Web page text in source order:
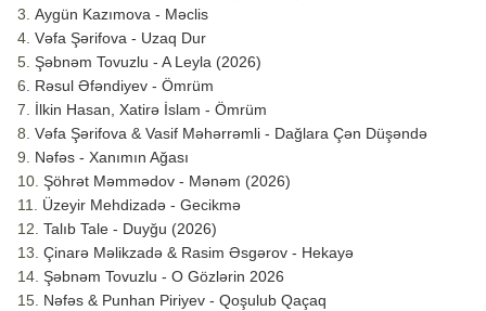
Aygün Kazımova - Məclis
Vəfa Şərifova - Uzaq Dur
Şəbnəm Tovuzlu - A Leyla (2026)
Rəsul Əfəndiyev - Ömrüm
İlkin Hasan, Xatirə İslam - Ömrüm
Vəfa Şərifova & Vasif Məhərrəmli - Dağlara Çən Düşəndə
Nəfəs - Xanımın Ağası
Şöhrət Məmmədov - Mənəm (2026)
Üzeyir Mehdizadə - Gecikmə
Talıb Tale - Duyğu (2026)
Çinarə Məlikzadə & Rasim Əsgərov - Hekayə
Şəbnəm Tovuzlu - O Gözlərin 2026
Nəfəs & Punhan Piriyev - Qoşulub Qaçaq